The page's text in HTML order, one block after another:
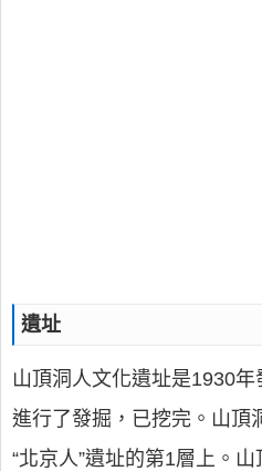
遺址
山頂洞人文化遺址是1930
進行了發掘，已挖完。山頂
“北京人”遺址的第1層上。